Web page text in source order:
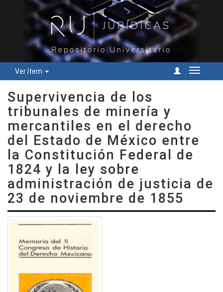
Ver ítem
Cambiar
Supervivencia de los
tribunales de minería y
mercantiles en el derecho
del Estado de México entre
la Constitución Federal de
1824 y la ley sobre
administración de justicia de
23 de noviembre de 1855